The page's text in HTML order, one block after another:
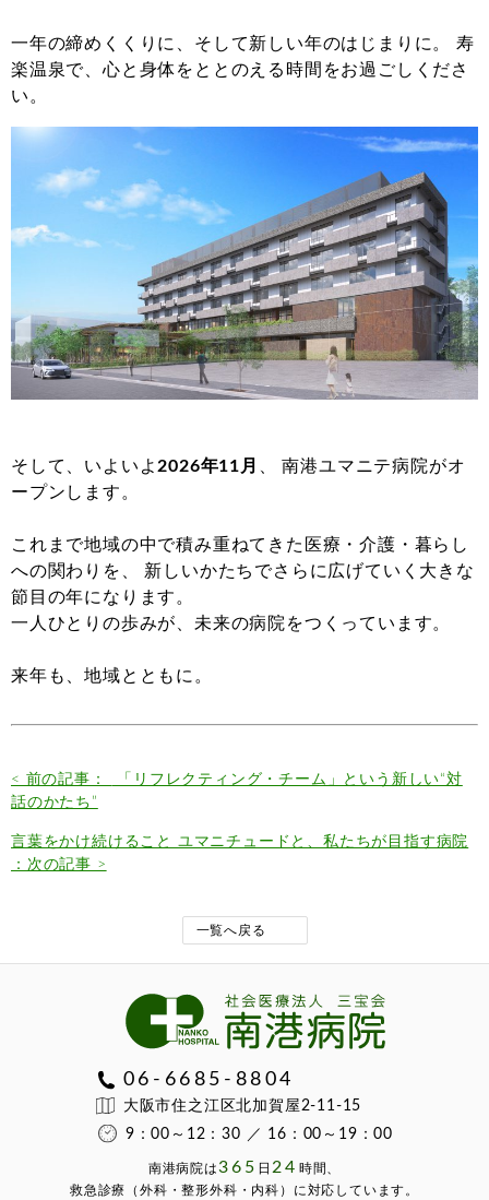
一年の締めくくりに、そして新しい年のはじまりに。 寿
楽温泉で、心と身体をととのえる時間をお過ごしくださ
い。
そして、いよいよ 2026年11月
、 南港ユマニテ病院がオ
ープンします。
これまで地域の中で積み重ねてきた医療・介護・暮らし
への関わりを、 新しいかたちでさらに広げていく大きな
節目の年になります。
一人ひとりの歩みが、未来の病院をつくっています。
来年も、地域とともに。
< 前の記事：
「リフレクティング・チーム」という新しい“対
話のかたち”
言葉をかけ続けること ユマニチュードと、私たちが目指す病院
：次の記事 >
一覧へ戻る
06-6685-8804
大阪市住之江区北加賀屋2-11-15
9：00～12：30 ／ 16：00～19：00
南港病院は365 ⽇ 24 時間、
救急診療（外科・整形外科・内科）に対応しています。